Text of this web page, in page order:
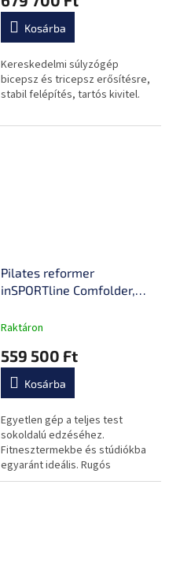
párnázás, tartós acélkeret
Kosárba
Kereskedelmi súlyzógép
bicepsz és tricepsz erősítésre,
stabil felépítés, tartós kivitel.
Pilates reformer
inSPORTline Comfolder,
praktikus, összecsukható,
ellenállás, ALU váz, súly
68kg
Raktáron
559 500 Ft
Kosárba
Egyetlen gép a teljes test
sokoldalú edzéséhez.
Fitnesztermekbe és stúdiókba
egyaránt ideális. Rugós
ellenállási rendszerrel,